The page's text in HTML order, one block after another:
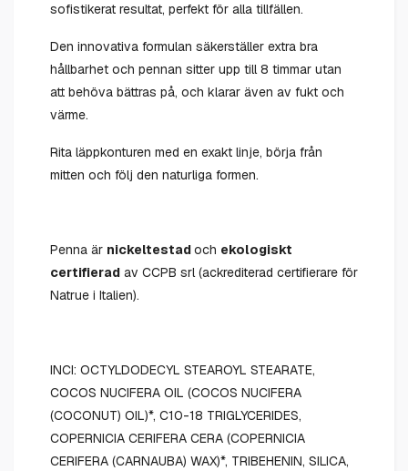
sofistikerat resultat, perfekt för alla tillfällen.
Den innovativa formulan säkerställer extra bra
hållbarhet och pennan sitter upp till 8 timmar utan
att behöva bättras på, och klarar även av fukt och
värme.
Rita läppkonturen med en exakt linje, börja från
mitten och följ den naturliga formen.
Penna är nickeltestadoch ekologiskt
certifierad av CCPB srl (ackrediterad certifierare för
Natrue i Italien).
INCI: OCTYLDODECYL STEAROYL STEARATE,
COCOS NUCIFERA OIL (COCOS NUCIFERA
(COCONUT) OIL)*, C10-18 TRIGLYCERIDES,
COPERNICIA CERIFERA CERA (COPERNICIA
CERIFERA (CARNAUBA) WAX)*, TRIBEHENIN, SILICA,